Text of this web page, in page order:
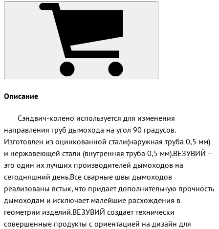
Описание
Сэндвич-колено используется для изменения
направления труб дымохода на угол 90 градусов.
Изготовлен из оцинкованной стали(наружная труба 0,5 мм)
и нержавеющей стали (внутренняя труба 0,5 мм).ВЕЗУВИЙ –
это один их лучших производителей дымоходов на
сегодняшний день.Все сварные швы дымоходов
реализованы встык, что придает дополнительную прочность
дымоходам и исключает малейшие расхождения в
геометрии изделий.ВЕЗУВИЙ создает технически
совершенные продукты с ориентацией на дизайн для